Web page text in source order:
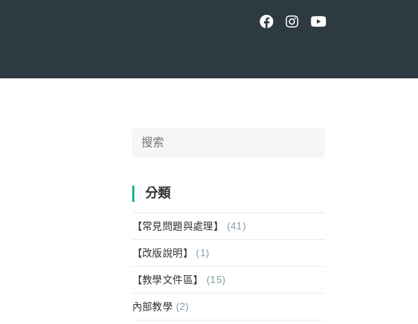
Search
分類
【常見問題與處理】 (41)
【改版說明】 (1)
【教學文件區】 (15)
內部教學 (2)